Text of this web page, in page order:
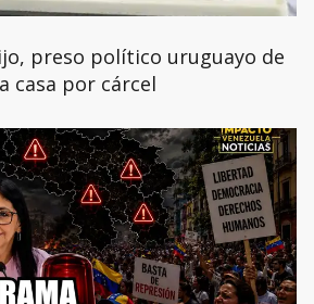
preso político uruguayo de
casa por cárcel